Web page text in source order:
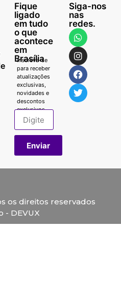
Fique
ligado
em tudo
o que
acontece
em
Brasília
Inscreva-se
para receber
atualizações
exclusivas,
novidades e
descontos
exclusivos.
Enviar
Siga-nos
nas
redes.
os direitos reservados
- DEVUX